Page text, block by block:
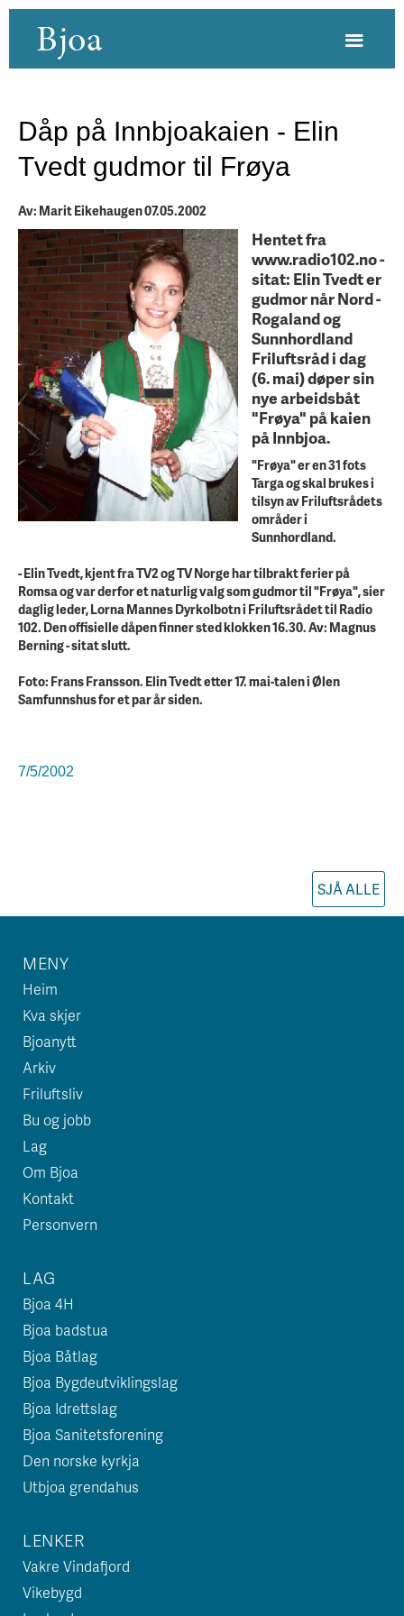
Bjoa
Dåp på Innbjoakaien - Elin
Tvedt gudmor til Frøya
Av: Marit Eikehaugen 07.05.2002
Hentet fra
www.radio102.no -
sitat: Elin Tvedt er
gudmor når Nord -
Rogaland og
Sunnhordland
Friluftsråd i dag
(6. mai) døper sin
nye arbeidsbåt
"Frøya" på kaien
på Innbjoa.
"Frøya" er en 31 fots
Targa og skal brukes i
tilsyn av Friluftsrådets
områder i
Sunnhordland.
- Elin Tvedt, kjent fra TV2 og TV Norge har tilbrakt ferier på
Romsa og var derfor et naturlig valg som gudmor til "Frøya", sier
daglig leder, Lorna Mannes Dyrkolbotn i Friluftsrådet til Radio
102. Den offisielle dåpen finner sted klokken 16.30. Av: Magnus
Berning - sitat slutt.
Foto: Frans Fransson. Elin Tvedt etter 17. mai-talen i Ølen
Samfunnshus for et par år siden.
7/5/2002
SJÅ ALLE
MENY
Heim
Kva skjer
Bjoanytt
Arkiv
Friluftsliv
Bu og jobb
Lag
Om Bjoa
Kontakt
Personvern
LAG
Bjoa 4H
Bjoa badstua
Bjoa Båtlag
Bjoa Bygdeutviklingslag
Bjoa Idrettslag
Bjoa Sanitetsforening
Den norske kyrkja
Utbjoa grendahus
LENKER
Vakre Vindafjord
Vikebygd